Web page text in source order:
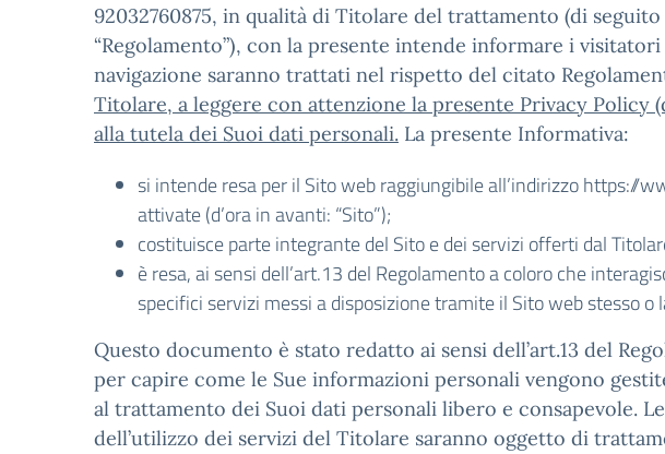
92032760875, in qualità di Titolare del trattamento (di
“Regolamento”), con la presente intende informare i
navigazione saranno trattati nel rispetto del citato
Titolare, a leggere con attenzione la presente Privacy
alla tutela dei Suoi dati personali. La presente Informativa:
si intende resa per il Sito web raggiungibile all’indirizzo https://
attivate (d’ora in avanti: “Sito”);
costituisce parte integrante del Sito e dei servizi offerti dal
è resa, ai sensi dell’art.13 del Regolamento a coloro che
specifici servizi messi a disposizione tramite il Sito web stesso o
Questo documento è stato redatto ai sensi dell’art.13 del
per capire come le Sue informazioni personali vengono
al trattamento dei Suoi dati personali libero e consapevole.
dell’utilizzo dei servizi del Titolare saranno oggetto di